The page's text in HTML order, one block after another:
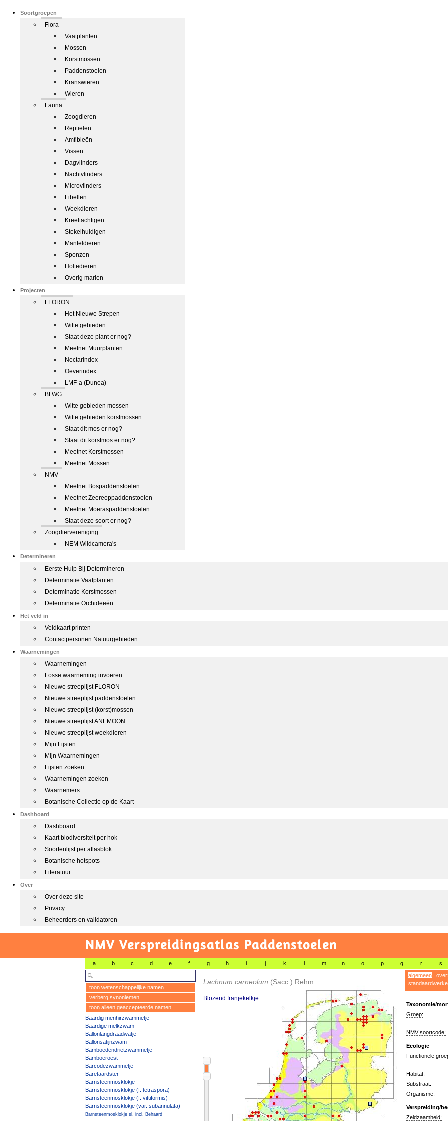
Soortgroepen
Flora
Vaatplanten
Mossen
Korstmossen
Paddenstoelen
Kranswieren
Wieren
Fauna
Zoogdieren
Reptielen
Amfibieën
Vissen
Dagvlinders
Nachtvlinders
Microvlinders
Libellen
Weekdieren
Kreeftachtigen
Stekelhuidigen
Manteldieren
Sponzen
Holtedieren
Overig marien
Projecten
FLORON
Het Nieuwe Strepen
Witte gebieden
Staat deze plant er nog?
Meetnet Muurplanten
Nectarindex
Oeverindex
LMF-a (Dunea)
BLWG
Witte gebieden mossen
Witte gebieden korstmossen
Staat dit mos er nog?
Staat dit korstmos er nog?
Meetnet Korstmossen
Meetnet Mossen
NMV
Meetnet Bospaddenstoelen
Meetnet Zeereeppaddenstoelen
Meetnet Moeraspaddenstoelen
Staat deze soort er nog?
Zoogdiervereniging
NEM Wildcamera's
Determineren
Eerste Hulp Bij Determineren
Determinatie Vaatplanten
Determinatie Korstmossen
Determinatie Orchideeën
Het veld in
Veldkaart printen
Contactpersonen Natuurgebieden
Waarnemingen
Waarnemingen
Losse waarneming invoeren
Nieuwe streeplijst FLORON
Nieuwe streeplijst paddenstoelen
Nieuwe streeplijst (korst)mossen
Nieuwe streeplijst ANEMOON
Nieuwe streeplijst weekdieren
Mijn Lijsten
Mijn Waarnemingen
Lijsten zoeken
Waarnemingen zoeken
Waarnemers
Botanische Collectie op de Kaart
Dashboard
Dashboard
Kaart biodiversiteit per hok
Soortenlijst per atlasblok
Botanische hotspots
Literatuur
Over
Over deze site
Privacy
Beheerders en validatoren
NMV Verspreidingsatlas Paddenstoelen
a b c d e f g h i j k l m n o p q r s
toon wetenschappelijke namen
verberg synoniemen
toon alleen geaccepteerde namen
Baardig menhirzwammetje
Baardige melkzwam
Ballonlangdraadwatje
Ballonsatijnzwam
Bamboedendrietzwammetje
Bamboeroest
Barcodezwammetje
Baretaardster
Barnsteenmosklokje
Barnsteenmosklokje (f. tetraspora)
Barnsteenmosklokje (f. vittiformis)
Barnsteenmosklokje (var. subannulata)
Barnsteenmosklokje sl, incl. Behaard
Lachnum carneolum (Sacc.) Rehm
Blozend franjekelkje
algemeen|
Taxonomie/
Groep:
NMV soortcode:
Ecologie
Functionele
Habitat:
Substraat:
Organisme:
Verspreiding/
Zeldzaamheid: